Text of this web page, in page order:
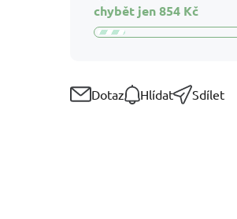
chybět jen854 Kč
Dotaz Hlídat Sdílet